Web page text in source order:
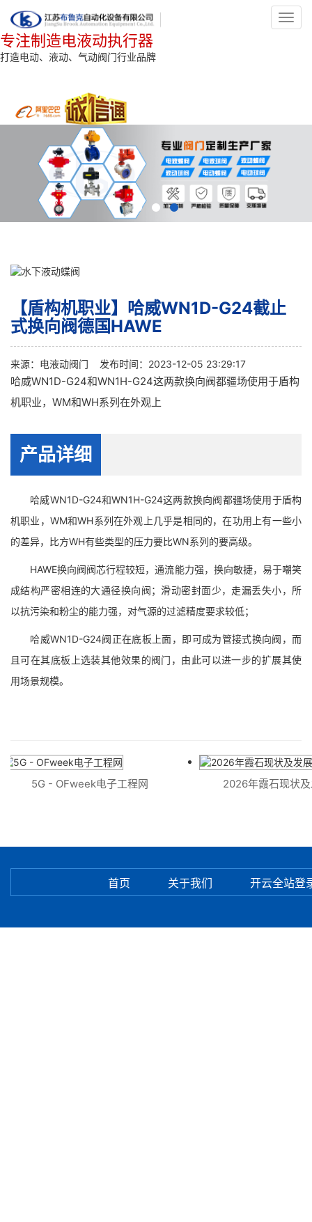
专注制造电液动执行器
打造电动、液动、气动阀门行业品牌
【盾构机职业】哈威WN1D-G24截止
式换向阀德国HAWE
来源： 电液动阀门 发布时间：2023-12-05 23:29:17
哈威WN1D-G24和WN1H-G24这两款换向阀都疆场使用于盾构
机职业，WM和WH系列在外观上
产品详细
哈威WN1D-G24和WN1H-G24这两款换向阀都疆场使用于盾构
机职业，WM和WH系列在外观上几乎是相同的，在功用上有一些小
的差异，比方WH有些类型的压力要比WN系列的要高级。
HAWE换向阀阀芯行程较短，通流能力强，换向敏捷，易于嘲笑
成结构严密相连的大通径换向阀；滑动密封面少，走漏丢失小，所
以抗污染和粉尘的能力强，对气源的过滤精度要求较低；
哈威WN1D-G24阀正在底板上面，即可成为管接式换向阀，而
且可在其底板上选装其他效果的阀门，由此可以进一步的扩展其使
用场景规模。
5G - OFweek电子工程网 2026年霞石现状及
首页 关于我们 开云全站登